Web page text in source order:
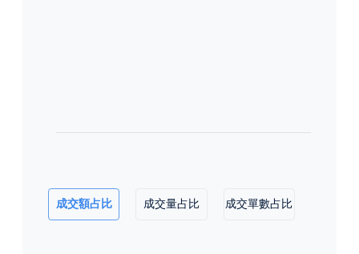
成交額占比 成交量占比 成交單數占比